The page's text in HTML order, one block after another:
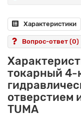
Характеристики
Вопрос-ответ (0)
токарный 4-
отверстием
TUMA